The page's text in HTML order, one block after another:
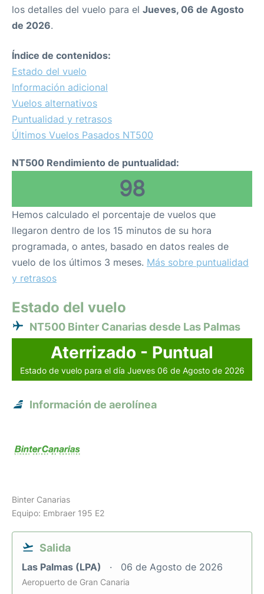
los detalles del vuelo para el Jueves, 06 de Agosto
de 2026.
Índice de contenidos:
Estado del vuelo
Información adicional
Vuelos alternativos
Puntualidad y retrasos
Últimos Vuelos Pasados NT500
NT500 Rendimiento de puntualidad:
98
Hemos calculado el porcentaje de vuelos que
llegaron dentro de los 15 minutos de su hora
programada, o antes, basado en datos reales de
vuelo de los últimos 3 meses. Más sobre puntualidad
y retrasos
Estado del vuelo
NT500 Binter Canarias desde Las Palmas
Aterrizado - Puntual
Estado de vuelo para el día Jueves 06 de Agosto de 2026
Información de aerolínea
Binter Canarias
Equipo: Embraer 195 E2
Salida
Las Palmas (LPA) 06 de Agosto de 2026
Aeropuerto de Gran Canaria